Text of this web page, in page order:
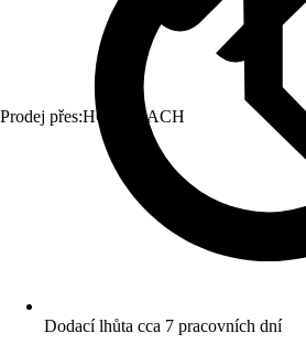
Prodej přes:HORNBACH
Dodací lhůta cca 7 pracovních dní